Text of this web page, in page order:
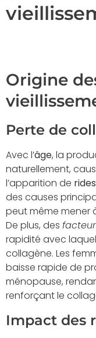
Origine
Perte de
Avec l’âge, la
naturellement,
l’apparition de rides
des causes
peut même mener
De plus, des
rapidité avec
collagène. Les
baisse rapide de
ménopause,
renforçant le
Impact des